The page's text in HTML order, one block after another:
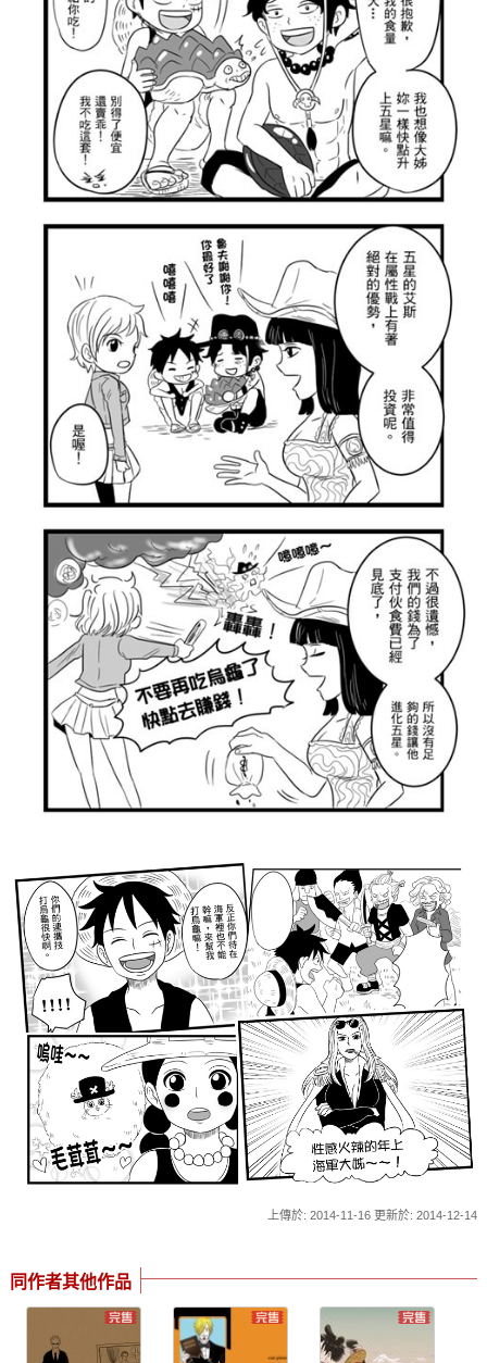
上傳於: 2014-11-16 更新於: 2014-12-14
同作者其他作品